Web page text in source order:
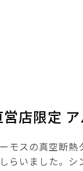
営店限定
モスの真空断熱
らいました。シ